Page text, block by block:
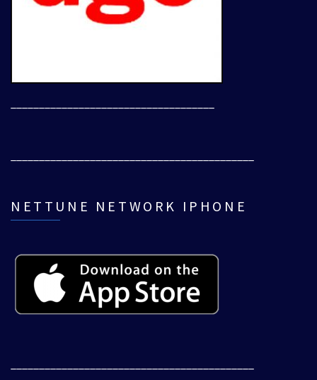
NETTUNE NETWORK IPHONE